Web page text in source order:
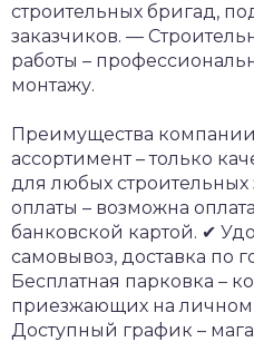
строительных бригад,
заказчиков. —
работы –
монтажу.
Преимущества компании
ассортимент – только
для любых строительных
оплаты – возможна
банковской картой. ✔
самовывоз, доставка по
Бесплатная парковка –
приезжающих на личном
Доступный график –